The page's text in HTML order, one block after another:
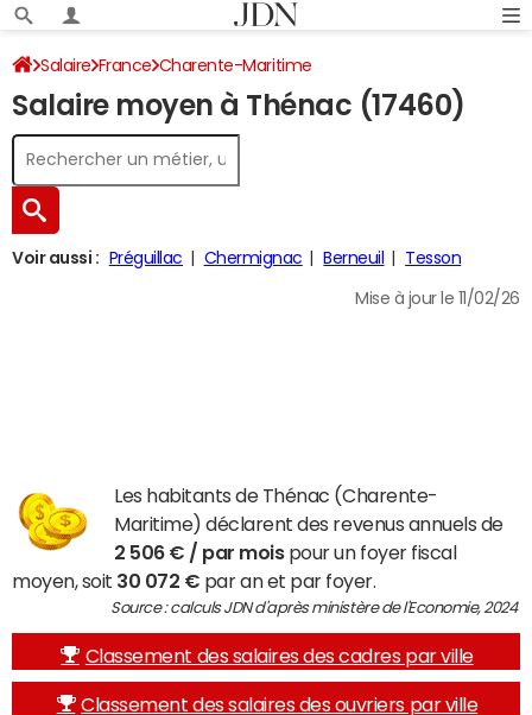
Salaire France Charente-Maritime
Salaire moyen à Thénac (17460)
Voir aussi : Préguillac Chermignac Berneuil Tesson
Mise à jour le 11/02/26
Les habitants de Thénac (Charente-
Maritime) déclarent des revenus annuels de
2 506 € / par moispour un foyer fiscal
moyen, soit 30 072 € par an et par foyer.
Source : calculs JDN d'après ministère de l'Economie, 2024
Classement des salaires des cadres par ville
Classement des salaires des ouvriers par ville